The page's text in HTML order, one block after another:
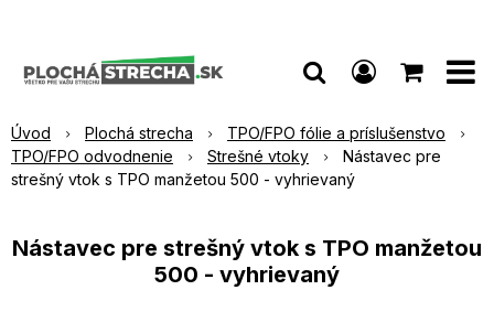
Úvod Plochá strecha
TPO/FPO fólie a príslušenstvo
TPO/FPO odvodnenie
Strešné vtoky
Nástavec pre
strešný vtok s TPO manžetou 500 - vyhrievaný
Nástavec pre strešný vtok s TPO manžetou
500 - vyhrievaný